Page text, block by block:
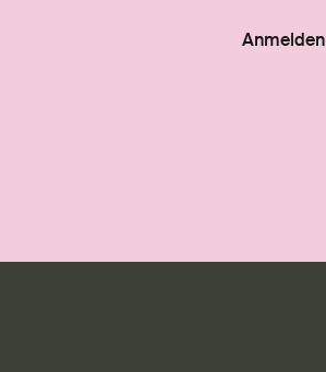
Anmelden